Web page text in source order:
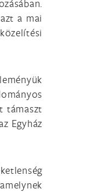
a mai
támaszt
Egyház